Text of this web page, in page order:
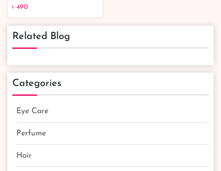
৳ 490
Banana Vanilla 28G
৳ 490
Related Blog
Categories
Eye Care
Perfume
Hair